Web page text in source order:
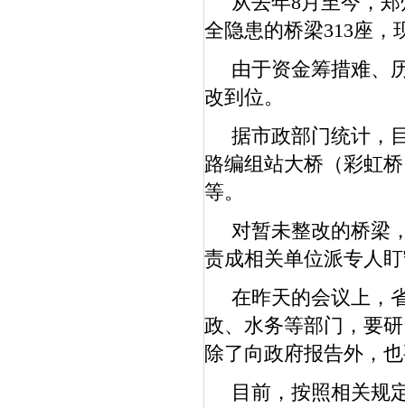
全隐患的桥梁313座，
由于资金筹措难、
改到位。
据市政部门统计，
路编组站大桥（彩虹
等。
对暂未整改的桥梁
责成相关单位派专人
在昨天的会议上，
政、水务等部门，要
除了向政府报告外，
目前，按照相关规